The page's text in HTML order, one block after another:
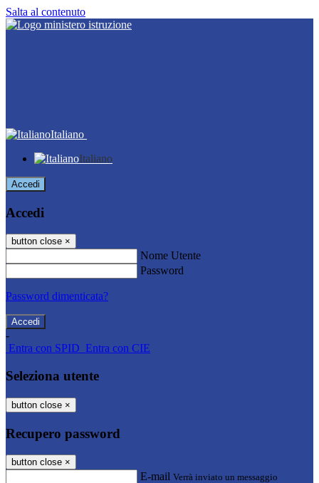
Salta al contenuto
Italiano
Italiano
Accedi
Accedi
button close ×
Nome Utente
Password
Password dimenticata?
-
Entra con SPID Entra con CIE
Seleziona utente
button close ×
Recupero password
button close ×
E-mail Verrà inviato un messaggio